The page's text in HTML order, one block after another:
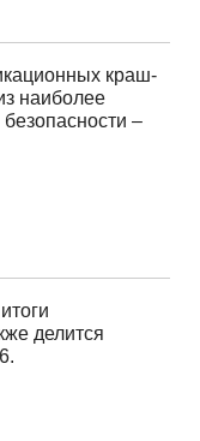
краш-
наиболее
–
делится